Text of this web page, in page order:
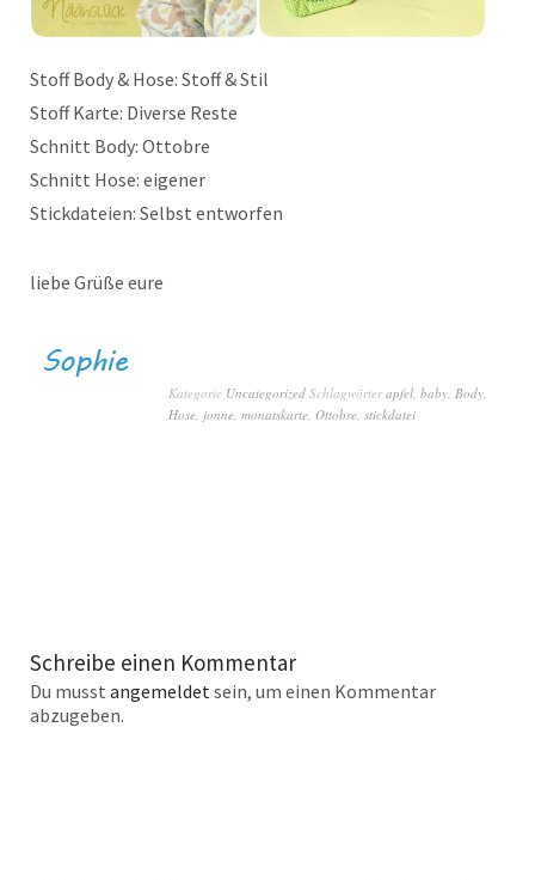
Stoff Body & Hose: Stoff & Stil
Stoff Karte: Diverse Reste
Schnitt Body: Ottobre
Schnitt Hose: eigener
Stickdateien: Selbst entworfen
liebe Grüße eure
Kategorie Uncategorized Schlagwörterapfel, baby, Body,
Hose, jonne, monatskarte, Ottobre, stickdatei
Schreibe einen Kommentar
Du musst angemeldetsein, um einen Kommentar
abzugeben.